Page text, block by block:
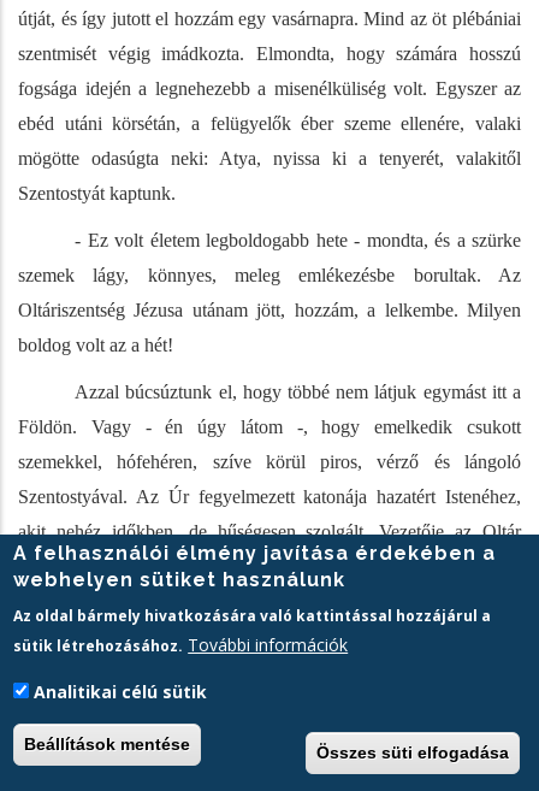
útját, és így jutott el hozzám egy vasárnapra. Mind az öt plébániai
szentmisét végig imádkozta. Elmondta, hogy számára hosszú
fogsága idején a legnehezebb a misenélküliség volt. Egyszer az
ebéd utáni körsétán, a felügyelők éber szeme ellenére, valaki
mögötte odasúgta neki: Atya, nyissa ki a tenyerét, valakitől
Szentostyát kaptunk.
- Ez volt életem legboldogabb hete - mondta, és a szürke
szemek lágy, könnyes, meleg emlékezésbe borultak. Az
Oltáriszentség Jézusa utánam jött, hozzám, a lelkembe. Milyen
boldog volt az a hét!
Azzal búcsúztunk el, hogy többé nem látjuk egymást itt a
Földön. Vagy - én úgy látom -, hogy emelkedik csukott
szemekkel, hófehéren, szíve körül piros, vérző és lángoló
Szentostyával. Az Úr fegyelmezett katonája hazatért Istenéhez,
akit nehéz időkben, de hűségesen szolgált. Vezetője az Oltár
Jézusa volt, életének lámpása, s most örök „világossága."
Pálos munkáját más forrásmunkákkal kiegészítve
Varga Károly
is felhasználta, amikor megírta az üldözött
szerzeteseink szenvedéstörténetét (
Hetényi Varga K. Varga
A felhasználói élmény javítása érdekében a
webhelyen sütiket használunk
Az oldal bármely hivatkozására való kattintással hozzájárul a
sütik létrehozásához. További információk
Analitikai célú sütik
Beállítások mentése Összes süti elfogadása